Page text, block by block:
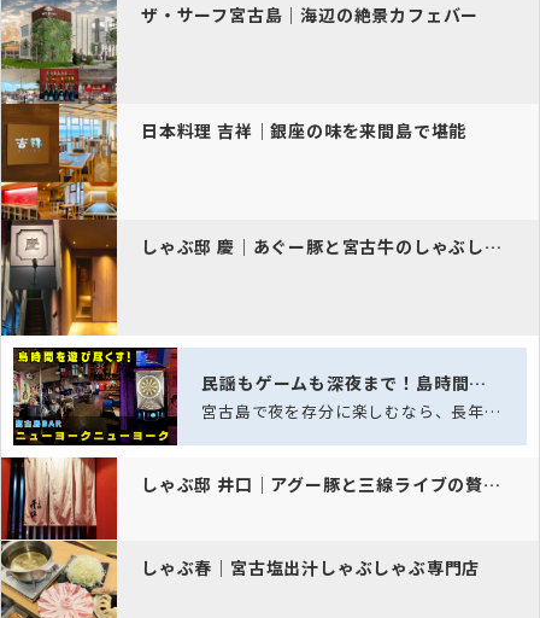
ザ・サーフ宮古島｜海辺の絶景カフェバー
日本料理 吉祥｜銀座の味を来間島で堪能
しゃぶ邸 慶｜あぐー豚と宮古牛のしゃぶしゃぶ
しゃぶ邸 井口｜アグー豚と三線ライブの贅沢体験
しゃぶ春｜宮古塩出汁しゃぶしゃぶ専門店
民謡もゲームも深夜まで！島時間を遊び尽くす、老舗スポーツバー「ニュー…
宮古島で夜を存分に楽しむなら、長年愛され続ける老舗スポーツバー「ニューヨークニュ…